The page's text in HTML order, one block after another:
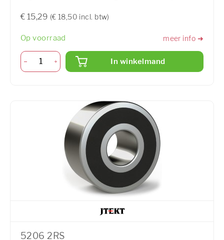
€ 15,29 (€ 18,50 incl. btw)
Op voorraad meer info ➜
In winkelmand
5206 2RS